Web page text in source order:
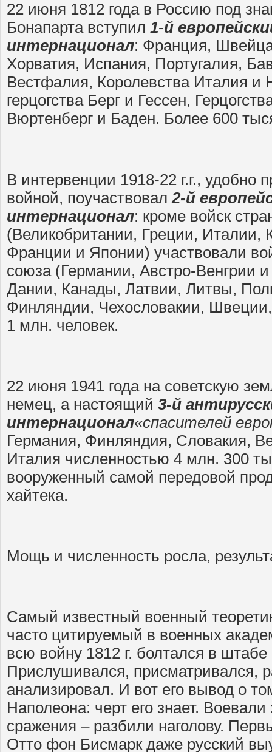
22 июня 1812 года в Россию под
Бонапарта вступил 1-й
интернационал: Франция,
Хорватия, Испания, Португалия,
Вестфалия, Королевства Италия и
герцогства Берг и Гессен,
Вюртенберг и Баден. Более 600
В интервенции 1918-22 г.г., удобно
войной, поучаствовал 2-й
интернационал: кроме войск
(Великобритании, Греции,
Франции и Японии) участвовали
союза (Германии, Австро-Венгрии
Дании, Канады, Латвии, Литвы,
Финляндии, Чехословакии,
1 млн. человек.
22 июня 1941 года на советскую
немец, а настоящий 3-й
интернационал«спасителей
Германия, Финляндия, Словакия,
Италия численностью 4 млн. 300
вооруженный самой передовой
хайтека.
Мощь и численность росла,
Самый известный военный
часто цитируемый в военных
всю войну 1812 г. болтался в штабе
Прислушивался, присматривался,
анализировал. И вот его вывод о
Наполеона: черт его знает.
сражения – разбили наголову.
Отто фон Бисмарк даже русский